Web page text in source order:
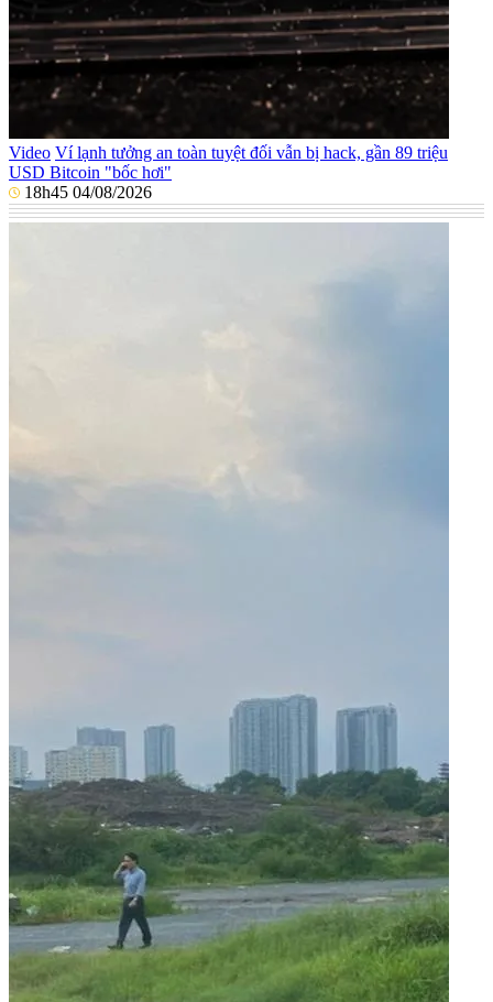
Video Ví lạnh tưởng an toàn tuyệt đối vẫn bị hack, gần 89 triệu
USD Bitcoin "bốc hơi"
18h45 04/08/2026